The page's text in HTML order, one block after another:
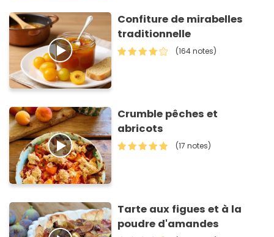
Confiture de mirabelles
traditionnelle
(164 notes)
Crumble pêches et
abricots
(17 notes)
Tarte aux figues et à la
poudre d'amandes